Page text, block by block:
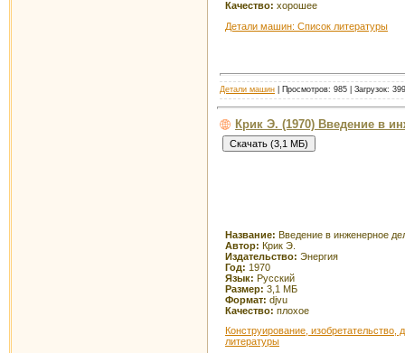
Качество: хорошее
Детали машин: Список литературы
Детали машин | Просмотров: 985 | Загрузок:
Крик Э. (1970) Введение в
Название: Введение в инженерное
Автор: Крик Э.
Издательство: Энергия
Год: 1970
Язык: Русский
Размер: 3,1 МБ
Формат: djvu
Качество: плохое
Конструирование, изобретательство,
литературы